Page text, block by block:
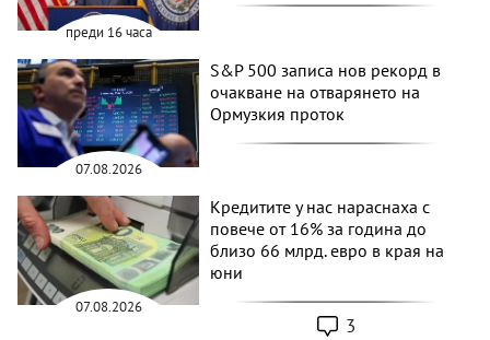
преди 16 часа
07.08.2026
S&P 500 записа нов рекорд в
очакване на отварянето на
Ормузкия проток
07.08.2026
Кредитите у нас нараснаха с
повече от 16% за година до
близо 66 млрд. евро в края на
юни
3